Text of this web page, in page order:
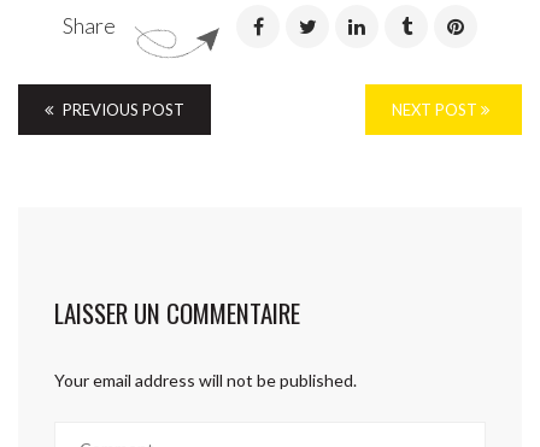
Share
PREVIOUS POST NEXT POST
LAISSER UN COMMENTAIRE
Your email address will not be published.